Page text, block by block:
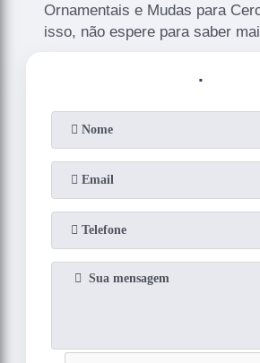
Ornamentais e Mudas para
isso, não espere para saber
.